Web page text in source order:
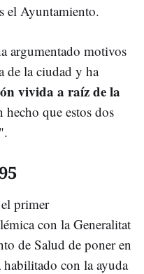
el Ayuntamiento.
argumentado motivos
de la ciudad y ha
vivida a raíz de la
que estos dos
primer
con la Generalitat
de Salud de poner en
habilitado con la ayuda